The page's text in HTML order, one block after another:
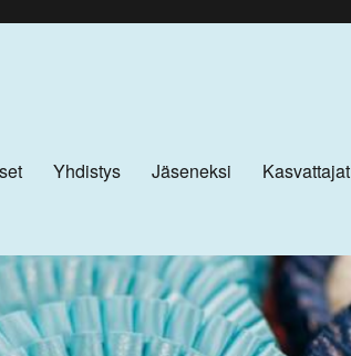
Yhdistys Jäseneksi Kasvattajat